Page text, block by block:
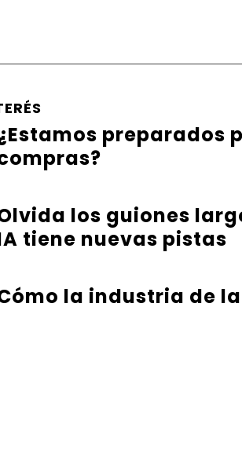
preparados
los guiones
tiene nuevas pistas
la industria de